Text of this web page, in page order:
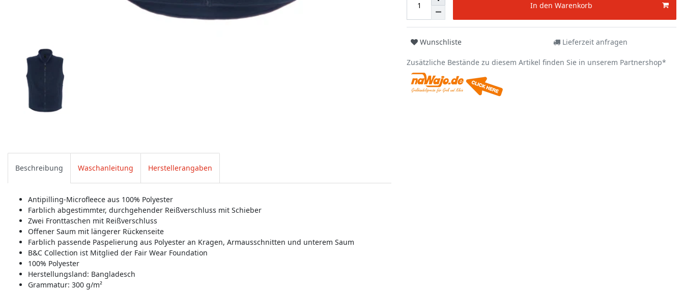
In den Warenkorb
Wunschliste Lieferzeit anfragen
Zusätzliche Bestände zu diesem Artikel finden Sie in unserem Partnershop*
Beschreibung Waschanleitung Herstellerangaben
Antipilling-Microfleece aus 100% Polyester
Farblich abgestimmter, durchgehender Reißverschluss mit Schieber
Zwei Fronttaschen mit Reißverschluss
Offener Saum mit längerer Rückenseite
Farblich passende Paspelierung aus Polyester an Kragen, Armausschnitten und unterem Saum
B&C Collection ist Mitglied der Fair Wear Foundation
100% Polyester
Herstellungsland: Bangladesch
Grammatur: 300 g/m²